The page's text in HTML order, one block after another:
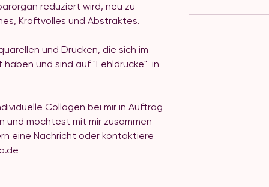
reduziert wird, neu zu
Kraftvolles und Abstraktes.
und Drucken, die sich im
und sind auf "Fehldrucke" in
Collagen bei mir in Auftrag
und möchtest mit mir zusammen
eine Nachricht oder kontaktiere